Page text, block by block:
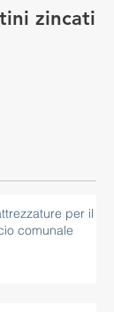
zincati
per il
comunale